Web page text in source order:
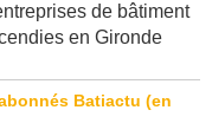
de bâtiment
en Gironde